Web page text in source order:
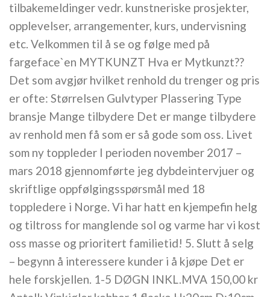
tilbakemeldinger vedr. kunstneriske prosjekter,
opplevelser, arrangementer, kurs, undervisning
etc. Velkommen til å se og følge med på
fargeface`en MYTKUNZT Hva er Mytkunzt??
Det som avgjør hvilket renhold du trenger og pris
er ofte: Størrelsen Gulvtyper Plassering Type
bransje Mange tilbydere Det er mange tilbydere
av renhold men få som er så gode som oss. Livet
som ny toppleder I perioden november 2017 –
mars 2018 gjennomførte jeg dybdeintervjuer og
skriftlige oppfølgingsspørsmål med 18
toppledere i Norge. Vi har hatt en kjempefin helg
og tiltross for manglende sol og varme har vi kost
oss masse og prioritert familietid! 5. Slutt å selg
– begynn å interessere kunder i å kjøpe Det er
hele forskjellen. 1-5 DØGN INKL.MVA 150,00 kr